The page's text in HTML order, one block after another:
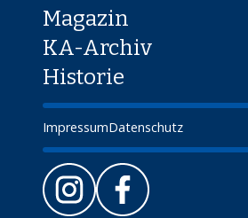
Magazin
KA-Archiv
Historie
ImpressumDatenschutz